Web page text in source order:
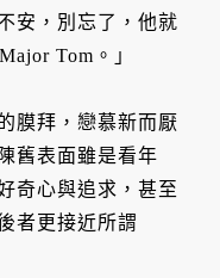
安，別忘了，他就
Tom。」
膜拜，戀慕新而厭
舊表面雖是看年
奇心與追求，甚至
者更接近所謂